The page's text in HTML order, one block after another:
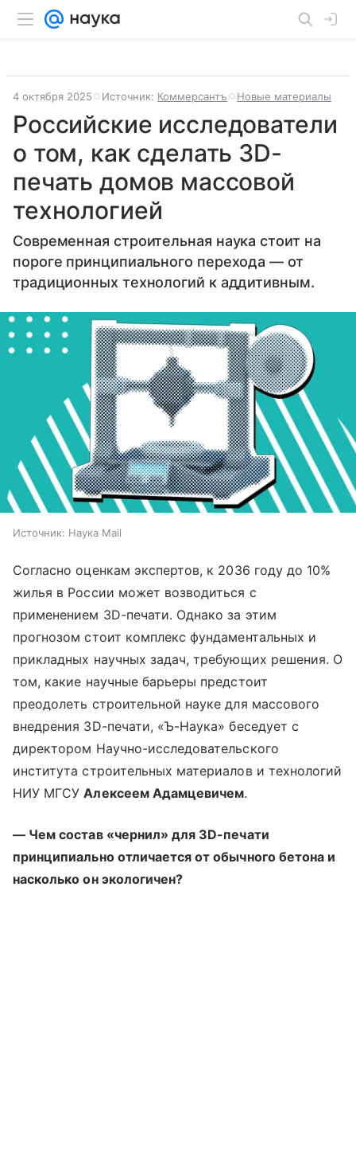
4 октября 2025 Источник: Коммерсантъ Новые материалы
Российские исследователи
о том, как сделать 3D-
печать домов массовой
технологией
Современная строительная наука стоит на
пороге принципиального перехода — от
традиционных технологий к аддитивным.
Источник: Наука Mail
Согласно оценкам экспертов, к 2036 году до 10%
жилья в России может возводиться с
применением 3D-печати. Однако за этим
прогнозом стоит комплекс фундаментальных и
прикладных научных задач, требующих решения. О
том, какие научные барьеры предстоит
преодолеть строительной науке для массового
внедрения 3D-печати, «Ъ-Наука» беседует с
директором Научно-исследовательского
института строительных материалов и технологий
НИУ МГСУАлексеем Адамцевичем.
— Чем состав «чернил» для 3D-печати
принципиально отличается от обычного бетона и
насколько он экологичен?